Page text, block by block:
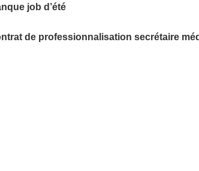
job d’été
de professionnalisation secrétaire